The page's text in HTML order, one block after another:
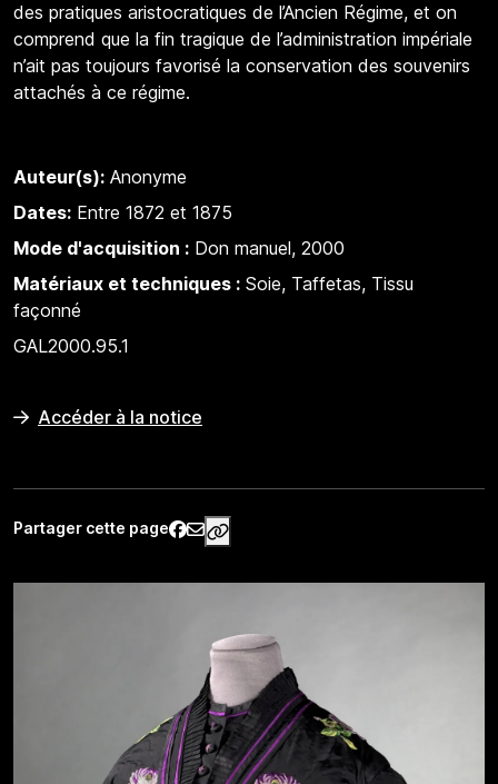
des pratiques aristocratiques de l’Ancien Régime, et on
comprend que la fin tragique de l’administration impériale
n’ait pas toujours favorisé la conservation des souvenirs
attachés à ce régime.
Auteur(s): Anonyme
Dates: Entre 1872 et 1875
Mode d'acquisition : Don manuel, 2000
Matériaux et techniques : Soie, Taffetas, Tissu
façonné
GAL2000.95.1
Accéder à la notice
Partager cette page https://